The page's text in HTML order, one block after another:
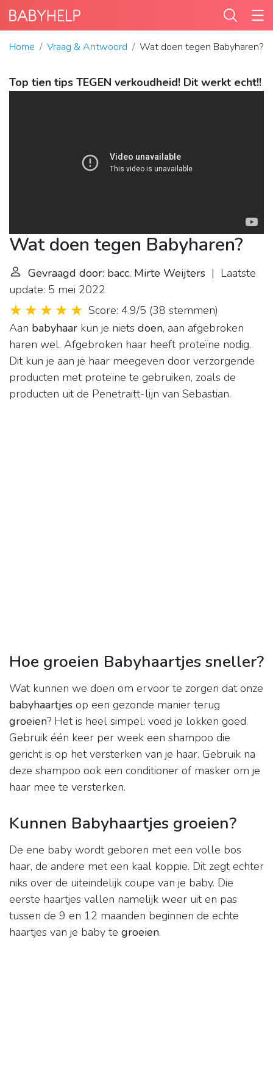
Home Vraag & Antwoord Wat doen tegen Babyharen?
Top tien tips TEGEN verkoudheid! Dit werkt echt!!
Wat doen tegen Babyharen?
Gevraagd door: bacc. Mirte Weijters | Laatste
update: 5 mei 2022
Score: 4.9/5 (38 stemmen)
Aan babyhaar kun je niets doen, aan afgebroken
haren wel. Afgebroken haar heeft proteïne nodig.
Dit kun je aan je haar meegeven door verzorgende
producten met proteïne te gebruiken, zoals de
producten uit de Penetraitt-lijn van Sebastian.
Hoe groeien Babyhaartjes sneller?
Wat kunnen we doen om ervoor te zorgen dat onze
babyhaartjes op een gezonde manier terug
groeien? Het is heel simpel: voed je lokken goed.
Gebruik één keer per week een shampoo die
gericht is op het versterken van je haar. Gebruik na
deze shampoo ook een conditioner of masker om je
haar mee te versterken.
Kunnen Babyhaartjes groeien?
De ene baby wordt geboren met een volle bos
haar, de andere met een kaal koppie. Dit zegt echter
niks over de uiteindelijk coupe van je baby. Die
eerste haartjes vallen namelijk weer uit en pas
tussen de 9 en 12 maanden beginnen de echte
haartjes van je baby te groeien.